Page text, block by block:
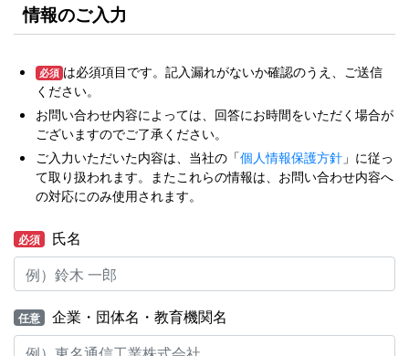
情報のご入力
必須 は必須項⽬です。記⼊漏れがないか確認のうえ、ご送信
ください。
お問い合わせ内容によっては、回答にお時間をいただく場合が
ございますのでご了承ください。
ご入力いただいた内容は、当社の「個人情報保護方針 」に従っ
て取り扱われます。またこれらの情報は、お問い合わせ内容へ
の対応にのみ使用されます。
必須 氏名
任意 企業・団体名・教育機関名